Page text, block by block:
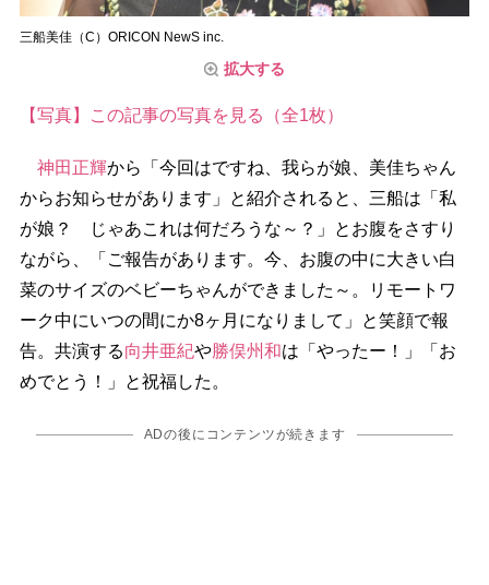
三船美佳（C）ORICON NewS inc.
拡大する
【写真】この記事の写真を見る（全1枚）
神田正輝から「今回はですね、我らが娘、美佳ちゃん
からお知らせがあります」と紹介されると、三船は「私
が娘？ じゃあこれは何だろうな～？」とお腹をさすり
ながら、「ご報告があります。今、お腹の中に大きい白
菜のサイズのベビーちゃんができました～。リモートワ
ーク中にいつの間にか8ヶ月になりまして」と笑顔で報
告。共演する向井亜紀 勝俣州和は「やったー！」「お
めでとう！」と祝福した。
ADの後にコンテンツが続きます